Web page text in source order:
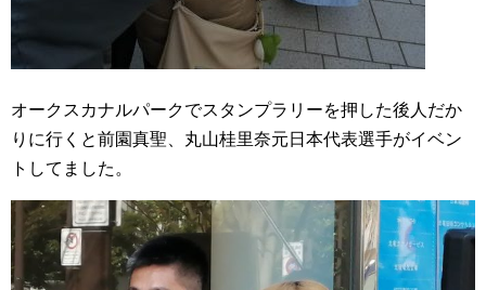
オークスカナルパークでスタンプラリーを押した後人だか
りに行くと前園真聖、丸山桂里奈元日本代表選手がイベン
トしてました。